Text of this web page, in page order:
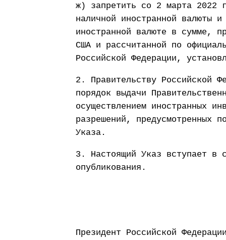
ж) запретить со 2 марта 2022
наличной иностранной валюты
иностранной валюте в сумме,
США и рассчитанной по
Российской Федерации,
2. Правительству Российской
порядок выдачи
осуществлением иностранных
разрешений, предусмотренных
Указа.
3. Настоящий Указ вступает в
опубликования.
Президент